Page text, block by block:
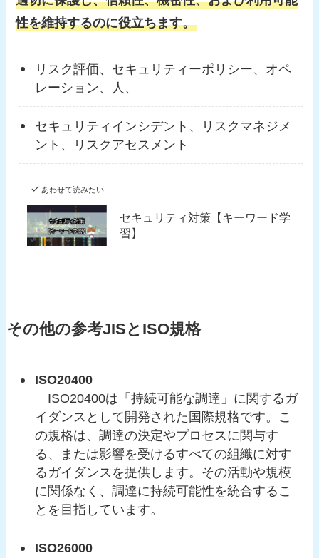
性を維持するのに役立ちます。
リスク評価、セキュリティーポリシー、オペ
レーション、人、
セキュリティインシデント、リスクマネジメ
ント、リスクアセスメント
あわせて読みたい
セキュリティ対策【キーワード学
習】
その他の参考JISとISO規格
ISO20400
ISO20400は「持続可能な調達」に関するガ
イダンスとして開発された国際規格です。こ
の規格は、調達の決定やプロセスに関与す
る、または影響を受けるすべての組織に対す
るガイダンスを提供します。その活動や規模
に関係なく、調達に持続可能性を統合するこ
とを目指しています​。
ISO26000